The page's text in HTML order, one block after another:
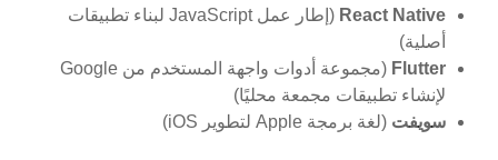
React Native
(إطار عمل JavaScript لبناء تطبيقات
أصلية)
Flutter
(مجموعة أدوات واجهة المستخدم من Google
لإنشاء تطبيقات مجمعة محليًا)
سويفت (لغة برمجة Apple لتطوير iOS)